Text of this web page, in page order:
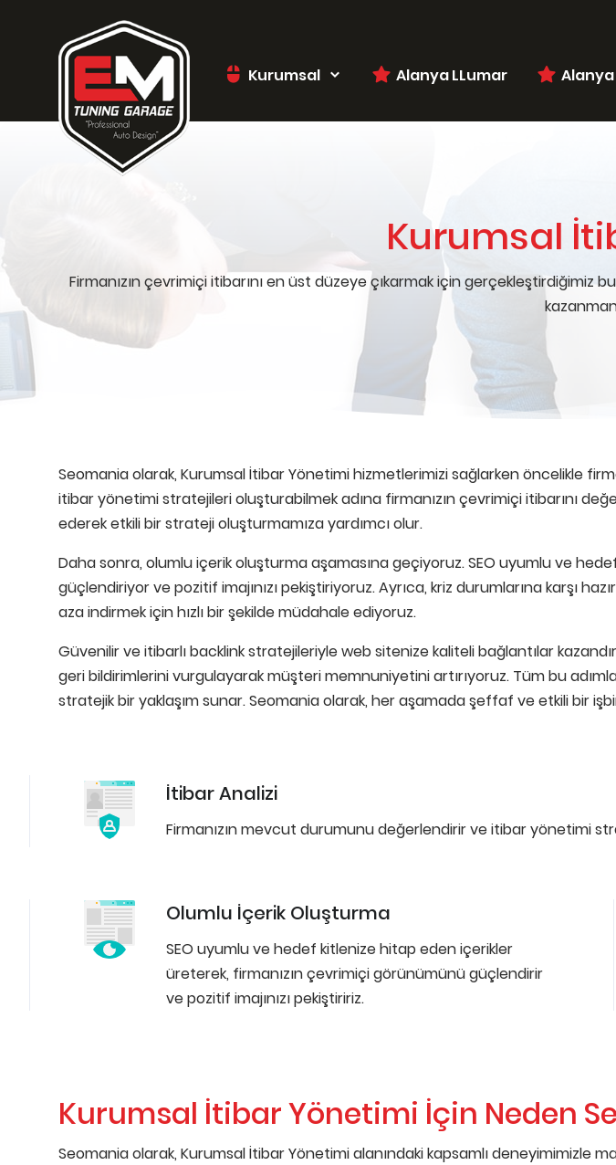
Kurumsal Alanya LLumar Alanya
Kurumsal
Firmanızın çevrimiçi itibarını en üst düzeye çıkarmak için
Seomania olarak, Kurumsal İtibar Yönetimi hizmetlerimizi sağlarken öncelikle
itibar yönetimi stratejileri oluşturabilmek adına firmanızın çevrimiçi itibarını
ederek etkili bir strateji oluşturmamıza yardımcı olur.
Daha sonra, olumlu içerik oluşturma aşamasına geçiyoruz. SEO uyumlu ve
güçlendiriyor ve pozitif imajınızı pekiştiriyoruz. Ayrıca, kriz durumlarına karşı
aza indirmek için hızlı bir şekilde müdahale ediyoruz.
Güvenilir ve itibarlı backlink stratejileriyle web sitenize kaliteli bağlantılar
geri bildirimlerini vurgulayarak müşteri memnuniyetini artırıyoruz. Tüm bu
stratejik bir yaklaşım sunar. Seomania olarak, her aşamada şeffaf ve etkili bir
İtibar Analizi
Firmanızın mevcut durumunu değerlendirir ve itibar yönetimi
Olumlu İçerik Oluşturma
SEO uyumlu ve hedef kitlenize hitap eden içerikler
üreterek, firmanızın çevrimiçi görünümünü güçlendirir
ve pozitif imajınızı pekiştiririz.
Kurumsal İtibar Yönetimi İçin Neden
Seomania olarak, Kurumsal İtibar Yönetimi alanındaki kapsamlı deneyimimizle